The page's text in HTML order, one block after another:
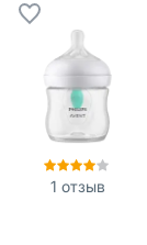
1 отзыв